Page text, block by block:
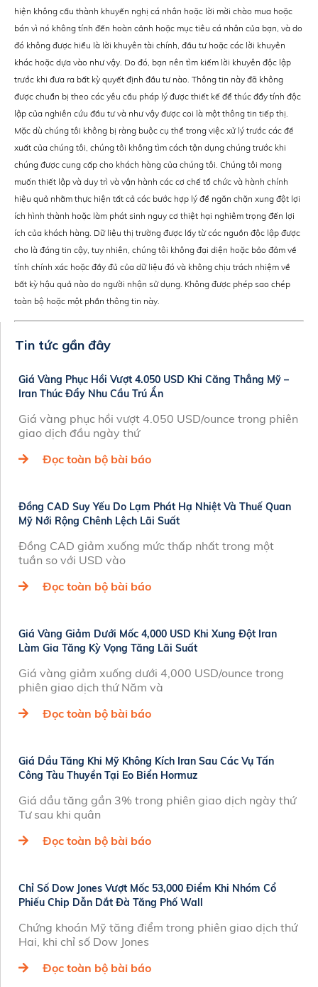
hiện không cấu thành khuyến nghị cá nhân hoặc lời mời chào mua hoặc
bán vì nó không tính đến hoàn cảnh hoặc mục tiêu cá nhân của bạn, và do
đó không được hiểu là lời khuyên tài chính, đầu tư hoặc các lời khuyên
khác hoặc dựa vào như vậy. Do đó, bạn nên tìm kiếm lời khuyên độc lập
trước khi đưa ra bất kỳ quyết định đầu tư nào. Thông tin này đã không
được chuẩn bị theo các yêu cầu pháp lý được thiết kế để thúc đẩy tính độc
lập của nghiên cứu đầu tư và như vậy được coi là một thông tin tiếp thị.
Mặc dù chúng tôi không bị ràng buộc cụ thể trong việc xử lý trước các đề
xuất của chúng tôi, chúng tôi không tìm cách tận dụng chúng trước khi
chúng được cung cấp cho khách hàng của chúng tôi. Chúng tôi mong
muốn thiết lập và duy trì và vận hành các cơ chế tổ chức và hành chính
hiệu quả nhằm thực hiện tất cả các bước hợp lý để ngăn chặn xung đột lợi
ích hình thành hoặc làm phát sinh nguy cơ thiệt hại nghiêm trọng đến lợi
ích của khách hàng. Dữ liệu thị trường được lấy từ các nguồn độc lập được
cho là đáng tin cậy, tuy nhiên, chúng tôi không đại diện hoặc bảo đảm về
tính chính xác hoặc đầy đủ của dữ liệu đó và không chịu trách nhiệm về
bất kỳ hậu quả nào do người nhận sử dụng. Không được phép sao chép
toàn bộ hoặc một phần thông tin này.
Tin tức gần đây
Giá Vàng Phục Hồi Vượt 4.050 USD Khi Căng Thẳng Mỹ –
Iran Thúc Đẩy Nhu Cầu Trú Ẩn
Giá vàng phục hồi vượt 4.050 USD/ounce trong phiên
giao dịch đầu ngày thứ
Đọc toàn bộ bài báo
Đồng CAD Suy Yếu Do Lạm Phát Hạ Nhiệt Và Thuế Quan
Mỹ Nới Rộng Chênh Lệch Lãi Suất
Đồng CAD giảm xuống mức thấp nhất trong một
tuần so với USD vào
Đọc toàn bộ bài báo
Giá Vàng Giảm Dưới Mốc 4,000 USD Khi Xung Đột Iran
Làm Gia Tăng Kỳ Vọng Tăng Lãi Suất
Giá vàng giảm xuống dưới 4,000 USD/ounce trong
phiên giao dịch thứ Năm và
Đọc toàn bộ bài báo
Giá Dầu Tăng Khi Mỹ Không Kích Iran Sau Các Vụ Tấn
Công Tàu Thuyền Tại Eo Biển Hormuz
Giá dầu tăng gần 3% trong phiên giao dịch ngày thứ
Tư sau khi quân
Đọc toàn bộ bài báo
Chỉ Số Dow Jones Vượt Mốc 53,000 Điểm Khi Nhóm Cổ
Phiếu Chip Dẫn Dắt Đà Tăng Phố Wall
Chứng khoán Mỹ tăng điểm trong phiên giao dịch thứ
Hai, khi chỉ số Dow Jones
Đọc toàn bộ bài báo